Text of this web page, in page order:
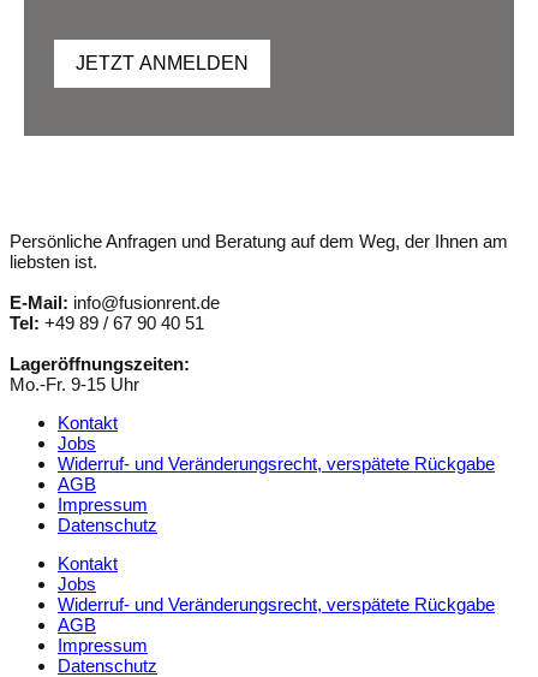
JETZT ANMELDEN
Persönliche Anfragen und Beratung auf dem Weg, der Ihnen am
liebsten ist.
E-Mail: info@fusionrent.de
Tel: +49 89 / 67 90 40 51
Lageröffnungszeiten:
Mo.-Fr. 9-15 Uhr
Kontakt
Jobs
Widerruf- und Veränderungsrecht, verspätete Rückgabe
AGB
Impressum
Datenschutz
Kontakt
Jobs
Widerruf- und Veränderungsrecht, verspätete Rückgabe
AGB
Impressum
Datenschutz